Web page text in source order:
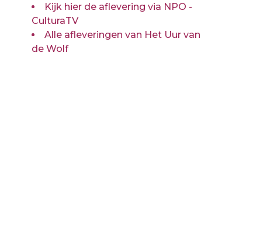
Kijk hier de aflevering via NPO -
CulturaTV
Alle afleveringen van Het Uur van
de Wolf